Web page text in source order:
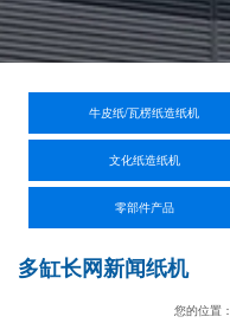
牛皮纸/瓦楞纸造纸机
文化纸造纸机
零部件产品
多缸长网新闻纸机
您的位置：